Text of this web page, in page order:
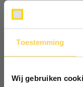
Toestemming
Wij gebruiken
Vierkant M10
Je bespaart
Ontvang
Schrijf je in voor